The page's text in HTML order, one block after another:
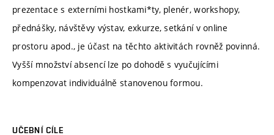
prezentace s externími hostkami*ty, plenér, workshopy,
přednášky, návštěvy výstav, exkurze, setkání v online
prostoru apod., je účast na těchto aktivitách rovněž povinná.
Vyšší množství absencí lze po dohodě s vyučujícími
kompenzovat individuálně stanovenou formou.
UČEBNÍ CÍLE